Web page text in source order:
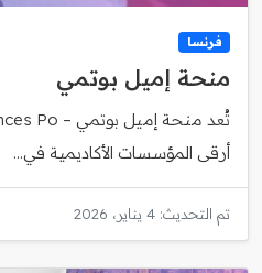
فرنسا
منحة إميل بوتمي
أرقى المؤسسات الأكاديمية في...
تم التحديث: 4 يناير، 2026